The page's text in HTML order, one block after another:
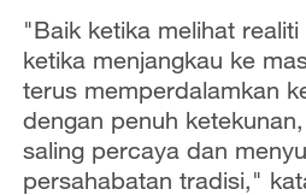
"Baik ketika melihat
ketika menjangkau ke
terus memperdalamkan
dengan penuh
saling percaya dan
persahabatan tradisi,"